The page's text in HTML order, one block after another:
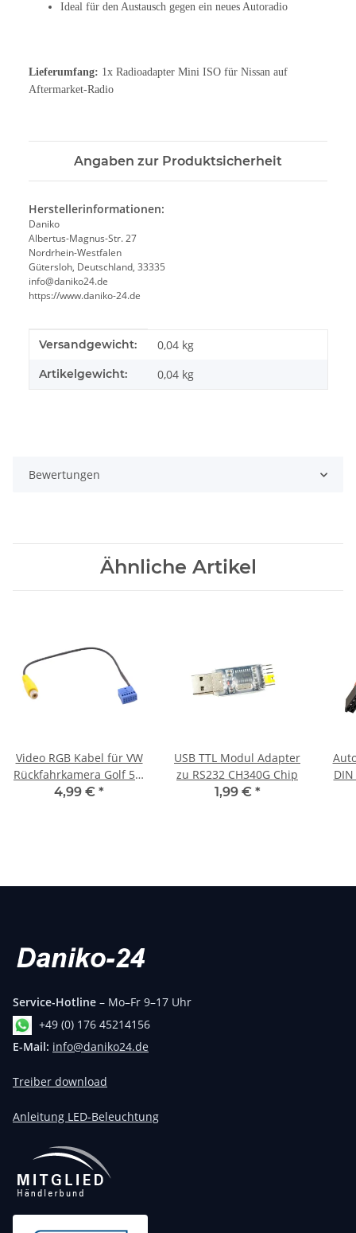
Ideal für den Austausch gegen ein neues Autoradio
Lieferumfang: 1x Radioadapter Mini ISO für Nissan auf
Aftermarket-Radio
Angaben zur Produktsicherheit
Herstellerinformationen:
Daniko
Albertus-Magnus-Str. 27
Nordrhein-Westfalen
Gütersloh, Deutschland, 33335
info@daniko24.de
https://www.daniko-24.de
Produkteigenschaft
Wert
Versandgewicht: 0,04 kg
Artikelgewicht: 0,04 kg
Bewertungen
Ähnliche Artikel
Video RGB Kabel für VW
Rückfahrkamera Golf 5 6
7 MK7 rcd330 mib
4,99 € *
USB TTL Modul Adapter
zu RS232 CH340G Chip
1,99 € *
Service-Hotline – Mo–Fr 9–17 Uhr
+49 (0) 176 45214156
E-Mail: info@daniko24.de
Treiber download
Anleitung LED-Beleuchtung